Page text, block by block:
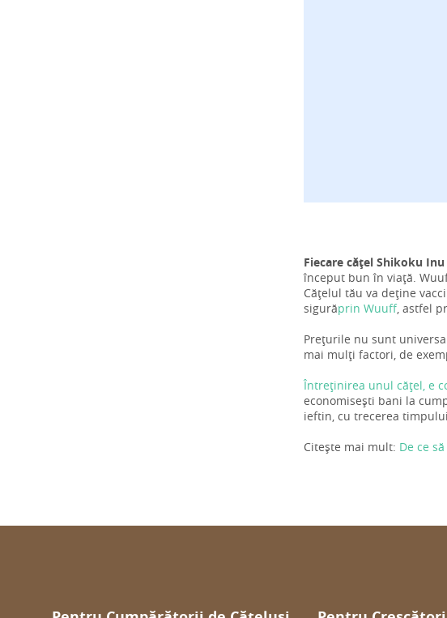
Fiecare cățel Shikoku
început bun în viață.
Cățelul tău va deține
sigurăprin Wuuff, astfel
Prețurile nu sunt
mai mulți factori, de
Întreținirea unul cățel, e
economisești bani la
ieftin, cu trecerea
Citește mai mult: De ce